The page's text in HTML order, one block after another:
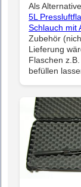
Als
5L
Schlauch mit
Zubehör
Lieferung
Flaschen
befüllen